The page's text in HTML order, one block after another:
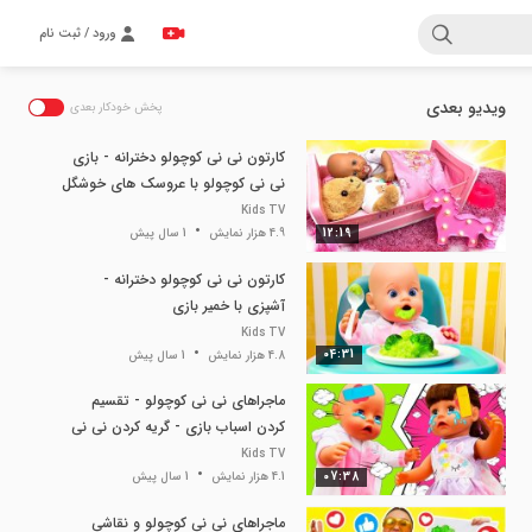
ورود / ثبت نام
ویدیو بعدی پخش خودکار بعدی
12:19
کارتون نی نی کوچولو دخترانه - بازی
نی نی کوچولو با عروسک های خوشگل
حیوانات
Kids TV
4.9 هزار نمایش
1 سال پیش
04:31
کارتون نی نی کوچولو دخترانه -
آشپزی با خمیر بازی
Kids TV
4.8 هزار نمایش
1 سال پیش
07:38
ماجراهای نی نی کوچولو - تقسیم
کردن اسباب بازی - گریه کردن نی نی
کوچولو - آشپزی کودکانه
Kids TV
4.1 هزار نمایش
1 سال پیش
ماجراهای نی نی کوچولو و نقاشی